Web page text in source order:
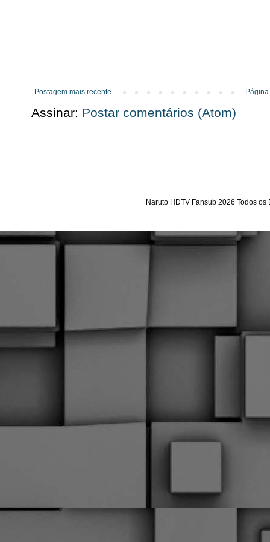
Postagem mais recente
Assinar: Postar comentários (Atom)
Naruto HDTV Fansub 2026 Todos